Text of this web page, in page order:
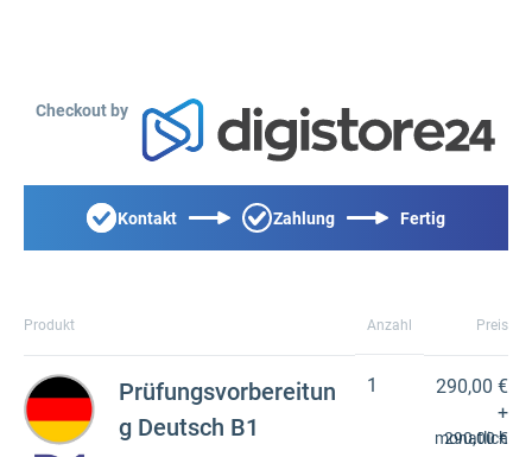
Checkout by
Kontakt Zahlung Fertig
Produkt Anzahl Preis
Prüfungsvorbereitun
g Deutsch B1
1
290,00 €
+
290,00 €
monatlich